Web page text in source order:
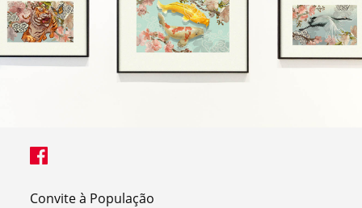
Filtros
Convite à População